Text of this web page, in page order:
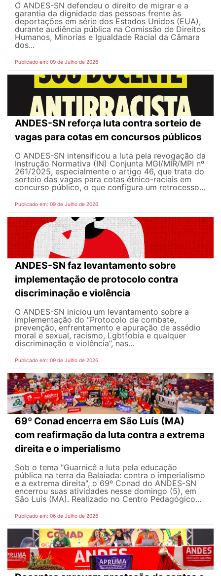
O ANDES-SN defendeu o direito de migrar e a
garantia da dignidade das pessoas frente às
deportações em série dos Estados Unidos (EUA),
durante audiência pública na Comissão de Direitos
Humanos, Minorias e Igualdade Racial da Câmara
dos...
Publicado em: 09 de Julho de 2026
ANDES-SN reforça luta contra sorteio de
vagas para cotas em concursos públicos
O ANDES-SN intensificou a luta pela revogação da
Instrução Normativa (IN) Conjunta MGI/MIR/MPI nº
261/2025, especialmente o artigo 46, que trata do
sorteio das vagas para cotas étnico-raciais em
concurso público, o que configura um retrocesso...
Publicado em: 09 de Julho de 2026
ANDES-SN faz levantamento sobre
implementação de protocolo contra
discriminação e violência
O ANDES-SN iniciou um levantamento sobre a
implementação do “Protocolo de combate,
prevenção, enfrentamento e apuração de assédio
moral e sexual, racismo, Lgbtfobia e qualquer
discriminação e violência”, nas...
Publicado em: 09 de Julho de 2026
69º Conad encerra em São Luís (MA)
com reafirmação da luta contra a extrema
direita e o imperialismo
Sob o tema "Guarnicê a luta pela educação
pública na terra da Balaiada: contra o imperialismo
e a extrema direita", o 69º Conad do ANDES-SN
encerrou suas atividades nesse domingo (5), em
São Luís (MA). Realizado no Centro Pedagógico...
Publicado em: 06 de Julho de 2026